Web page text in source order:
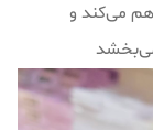
می‌کند و
می‌بخشد